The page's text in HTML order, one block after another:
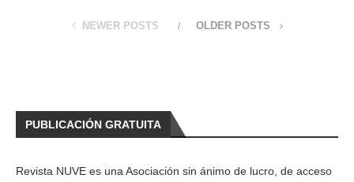
NEWER POSTS OLDER POSTS
PUBLICACIÓN GRATUITA
Revista NUVE es una Asociación sin ánimo de lucro, de acceso